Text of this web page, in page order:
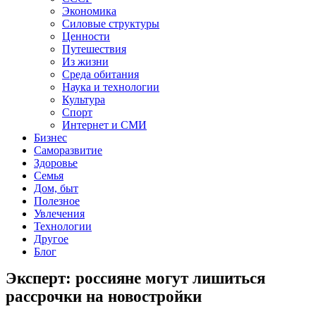
Экономика
Силовые структуры
Ценности
Путешествия
Из жизни
Среда обитания
Наука и технологии
Культура
Спорт
Интернет и СМИ
Бизнес
Саморазвитие
Здоровье
Семья
Дом, быт
Полезное
Увлечения
Технологии
Другое
Блог
Эксперт: россияне могут лишиться
рассрочки на новостройки